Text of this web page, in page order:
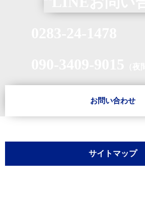
お問い合わせ
サイトマップ